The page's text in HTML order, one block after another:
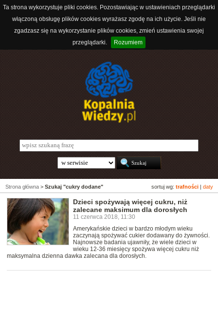
Ta strona wykorzystuje pliki cookies. Pozostawiając w ustawieniach przeglądarki
włączoną obsługę plików cookies wyrażasz zgodę na ich użycie. Jeśli nie
zgadzasz się na wykorzystanie plików cookies, zmień ustawienia swojej
przeglądarki.
Rozumiem
sortuj wg: trafności daty
Strona główna > Szukaj "cukry dodane"
Dzieci spożywają więcej cukru, niż
zalecane maksimum dla dorosłych
11 czerwca 2018, 11:30
Amerykańskie dzieci w bardzo młodym wieku
zaczynają spożywać cukier dodawany do żywności.
Najnowsze badania ujawniły, że wiele dzieci w
wieku 12-36 miesięcy spożywa więcej cukru niż
maksymalna dzienna dawka zalecana dla dorosłych.